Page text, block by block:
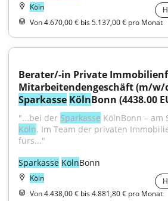
Köln
Von 4.670,00 € bis 5.137,00 € pro Monat
Berater/-in Private
Sparkasse KölnBonn (4438.00
"...bei der Sparkasse
Köln. Im Team der privaten
fürs..."
Sparkasse KölnBonn
Köln
Von 4.438,00 € bis 4.881,80 € pro Monat